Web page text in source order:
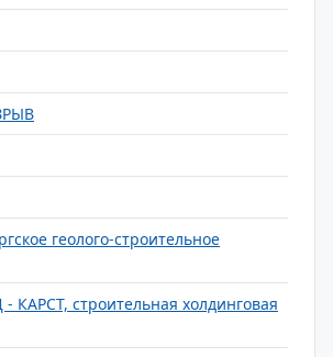
геолого-строительное
строительная холдинговая